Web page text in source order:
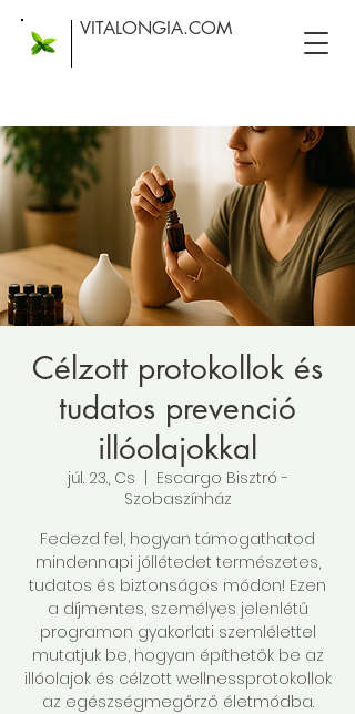
VITALONGIA.COM
Célzott protokollok és
tudatos prevenció
illóolajokkal
júl. 23., Cs
Escargo Bisztró -
Szobaszínház
Fedezd fel, hogyan támogathatod
mindennapi jóllétedet természetes,
tudatos és biztonságos módon! Ezen
a díjmentes, személyes jelenlétű
programon gyakorlati szemlélettel
mutatjuk be, hogyan építhetők be az
illóolajok és célzott wellnessprotokollok
az egészségmegőrző életmódba.